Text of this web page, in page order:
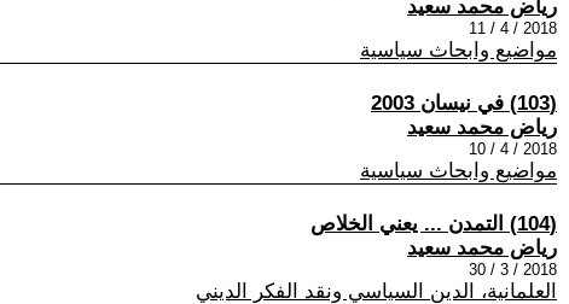
رياض محمد سعيد
2018 / 4 / 11
مواضيع وابحاث سياسية
(103) في نيسان 2003
رياض محمد سعيد
2018 / 4 / 10
مواضيع وابحاث سياسية
(104) التمدن ... يعني الخلاص
رياض محمد سعيد
2018 / 3 / 30
العلمانية، الدين السياسي ونقد الفكر الديني